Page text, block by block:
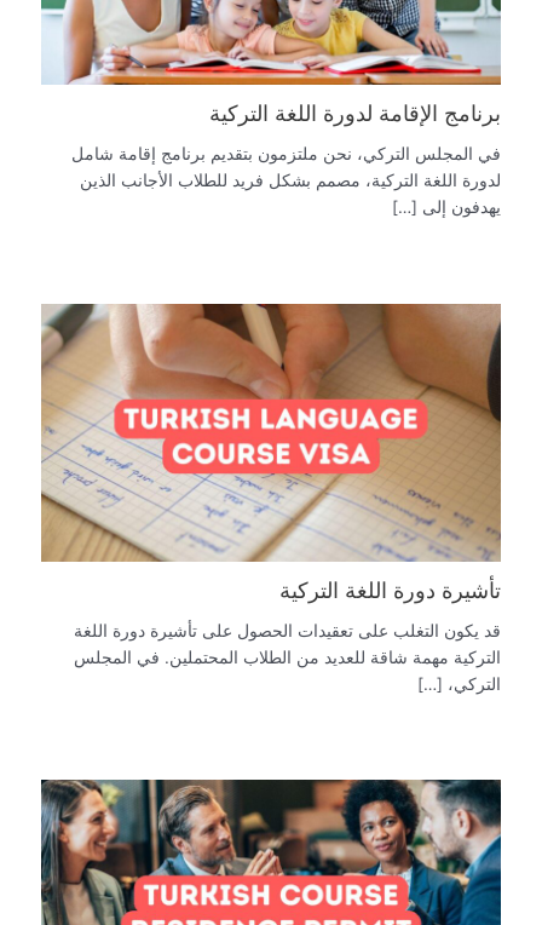
برنامج الإقامة لدورة اللغة التركية
في المجلس التركي، نحن ملتزمون بتقديم برنامج إقامة شامل
لدورة اللغة التركية، مصمم بشكل فريد للطلاب الأجانب الذين
يهدفون إلى […]
تأشيرة دورة اللغة التركية
قد يكون التغلب على تعقيدات الحصول على تأشيرة دورة اللغة
التركية مهمة شاقة للعديد من الطلاب المحتملين. في المجلس
التركي، […]